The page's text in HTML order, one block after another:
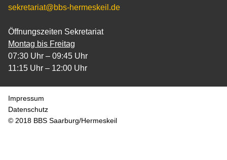
sekretariat@bbs-hermeskeil.de
Öffnungszeiten Sekretariat
Montag bis Freitag
07:30 Uhr – 09:45 Uhr
11:15 Uhr – 12:00 Uhr
Impressum
Datenschutz
© 2018 BBS Saarburg/Hermeskeil